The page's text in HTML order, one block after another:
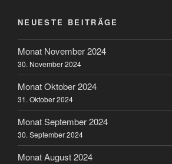
NEUESTE BEITRÄGE
Monat November 2024
30. November 2024
Monat Oktober 2024
31. Oktober 2024
Monat September 2024
30. September 2024
Monat August 2024